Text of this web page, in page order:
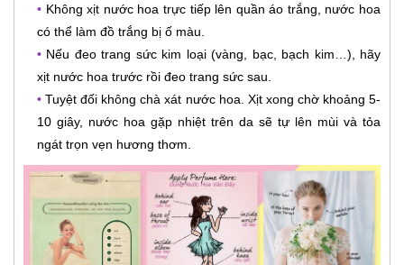
• Không xịt nước hoa trực tiếp lên quần áo trắng, nước hoa
có thể làm đồ trắng bị ố màu.
• Nếu đeo trang sức kim loại (vàng, bạc, bạch kim…), hãy
xịt nước hoa trước rồi đeo trang sức sau.
• Tuyệt đối không chà xát nước hoa. Xịt xong chờ khoảng 5-
10 giây, nước hoa gặp nhiệt trên da sẽ tự lên mùi và tỏa
ngát trọn vẹn hương thơm.